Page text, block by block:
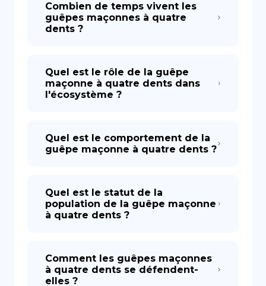
Combien de temps vivent les
guêpes maçonnes à quatre
dents ?
Quel est le rôle de la guêpe
maçonne à quatre dents dans
l'écosystème ?
Quel est le comportement de la
guêpe maçonne à quatre dents ?
Quel est le statut de la
population de la guêpe maçonne
à quatre dents ?
Comment les guêpes maçonnes
à quatre dents se défendent-
elles ?